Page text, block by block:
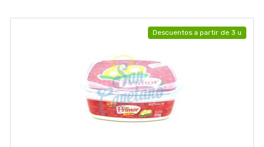
Descuentos a partir de 3 u